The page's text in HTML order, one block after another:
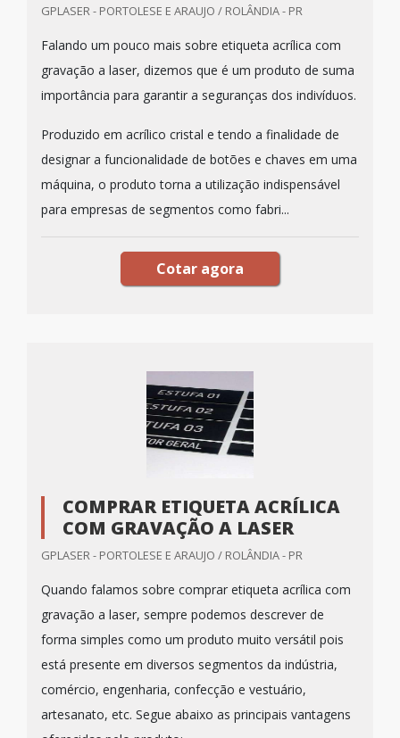
GPLASER - PORTOLESE E ARAUJO / ROLÂNDIA - PR
Falando um pouco mais sobre etiqueta acrílica com
gravação a laser, dizemos que é um produto de suma
importância para garantir a seguranças dos indivíduos.
Produzido em acrílico cristal e tendo a finalidade de
designar a funcionalidade de botões e chaves em uma
máquina, o produto torna a utilização indispensável
para empresas de segmentos como fabri...
Cotar agora
COMPRAR ETIQUETA ACRÍLICA
COM GRAVAÇÃO A LASER
GPLASER - PORTOLESE E ARAUJO / ROLÂNDIA - PR
Quando falamos sobre comprar etiqueta acrílica com
gravação a laser, sempre podemos descrever de
forma simples como um produto muito versátil pois
está presente em diversos segmentos da indústria,
comércio, engenharia, confecção e vestuário,
artesanato, etc. Segue abaixo as principais vantagens